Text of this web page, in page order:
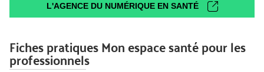
L'AGENCE DU NUMÉRIQUE EN SANTÉ
Fiches pratiques Mon espace santé pour les
professionnels